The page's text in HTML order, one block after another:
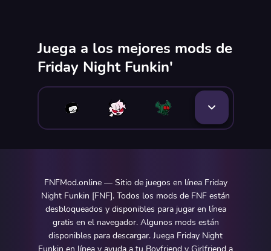
Juega a los mejores mods de
Friday Night Funkin'
FNFMod.online — Sitio de juegos en línea Friday
Night Funkin [FNF]. Todos los mods de FNF están
desbloqueados y disponibles para jugar en línea
gratis en el navegador. Algunos mods están
disponibles para descargar. Juega Friday Night